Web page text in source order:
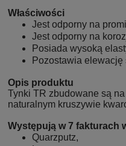
Właściwości
Jest odporny na
Jest odporny na
Posiada wysoką
Pozostawia elewację
Opis produktu
Tynki TR zbudowane są
naturalnym kruszywie
Występują w 7 fakturach
Quarzputz,